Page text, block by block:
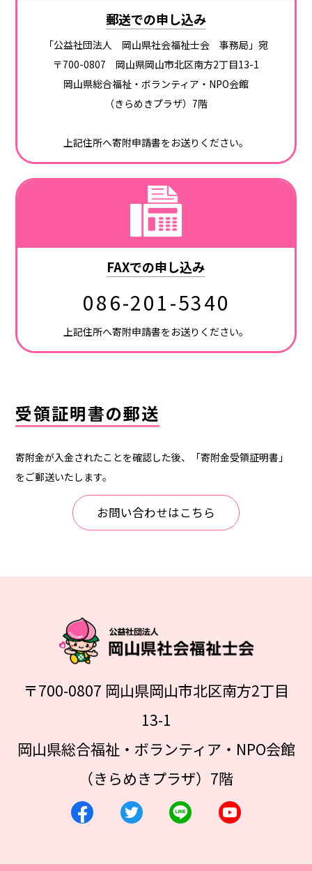
郵送での申し込み
「公益社団法人 岡山県社会福祉士会 事務局」宛
〒700-0807 岡山県岡山市北区南方2丁目13-1
岡山県総合福祉・ボランティア・NPO会館
（きらめきプラザ）7階
上記住所へ寄附申請書をお送りください。
FAXでの申し込み
086-201-5340
上記住所へ寄附申請書をお送りください。
受領証明書の郵送
寄附金が入金されたことを確認した後、「寄附金受領証明書」
をご郵送いたします。
お問い合わせはこちら
〒700-0807 岡山県岡山市北区南方2丁目
13-1
岡山県総合福祉・ボランティア・NPO会館
（きらめきプラザ）7階